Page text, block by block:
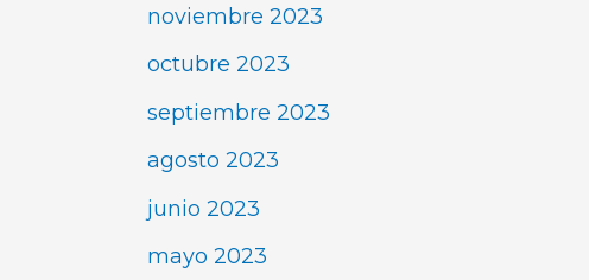
noviembre 2023
octubre 2023
septiembre 2023
agosto 2023
junio 2023
mayo 2023